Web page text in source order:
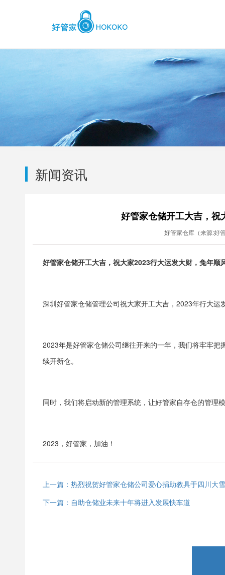
新闻资讯
好管家仓储开工大吉，
好管家仓库（来源:好
好管家仓储开工大吉，祝大家2023行大运发大财，兔年顺
深圳好管家仓储管理公司祝大家开工大吉， 2023年行大运
2023年是好管家仓储公司继往开来的一年，我们将牢牢
续开新仓。
同时，我们将启动新的管理系统，让好管家自存仓的管理
2023 ，好管家，加油！
上一篇：热烈祝贺好管家仓储公司爱心捐助教具于四川大
下一篇：自助仓储业未来十年将进入发展快车道